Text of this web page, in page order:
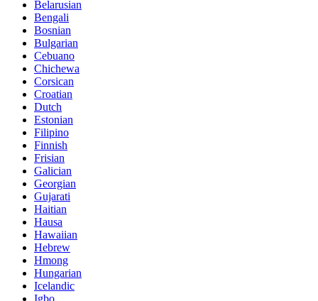
Belarusian
Bengali
Bosnian
Bulgarian
Cebuano
Chichewa
Corsican
Croatian
Dutch
Estonian
Filipino
Finnish
Frisian
Galician
Georgian
Gujarati
Haitian
Hausa
Hawaiian
Hebrew
Hmong
Hungarian
Icelandic
Igbo